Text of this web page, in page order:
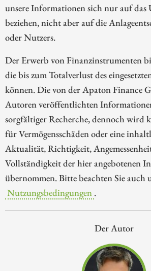
unsere Informationen sich nur auf das
beziehen, nicht aber auf die
oder Nutzers.
Der Erwerb von Finanzinstrumenten
die bis zum Totalverlust des
können. Die von der Apaton Finance
Autoren veröffentlichten
sorgfältiger Recherche, dennoch wird
für Vermögensschäden oder eine
Aktualität, Richtigkeit,
Vollständigkeit der hier angebotenen
übernommen. Bitte beachten Sie auch
Nutzungsbedingungen .
Der Autor